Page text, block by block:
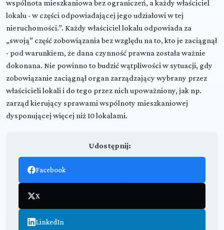
wspólnota mieszkaniowa bez ograniczeń, a każdy właściciel
lokalu - w części odpowiadającej jego udziałowi w tej
nieruchomości.”. Każdy właściciel lokalu odpowiada za
„swoją” część zobowiązania bez względu na to, kto je zaciągnął
- pod warunkiem, że dana czynność prawna została ważnie
dokonana. Nie powinno to budzić wątpliwości w sytuacji, gdy
zobowiązanie zaciągnął organ zarządzający wybrany przez
właścicieli lokali i do tego przez nich upoważniony, jak np.
zarząd kierujący sprawami wspólnoty mieszkaniowej
dysponującej więcej niż 10 lokalami.
Udostępnij:
Facebook
X
LinkedIn